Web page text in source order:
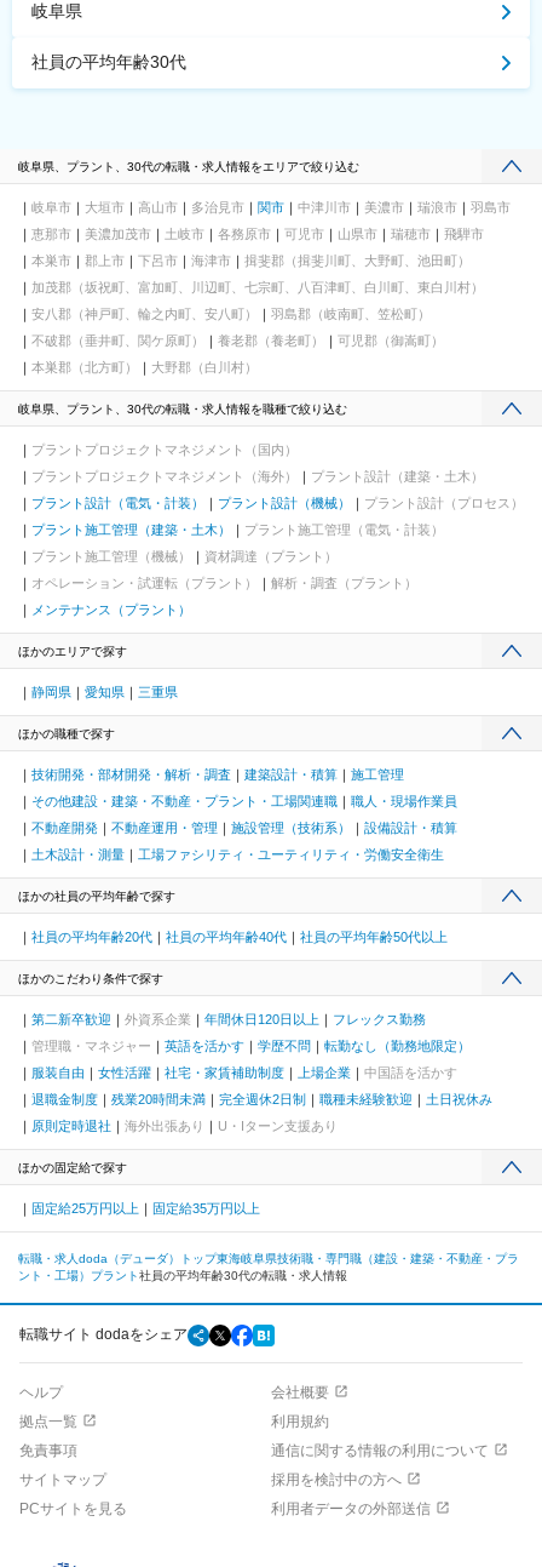
岐阜県
社員の平均年齢30代
岐阜県、プラント、30代の転職・求人情報をエリアで絞り込む
岐阜市 大垣市 高山市 多治見市 関市 中津川市 美濃市 瑞浪市
羽島市
恵那市
美濃加茂市 土岐市 各務原市 可児市 山県市 瑞穂市
飛騨市
本巣市
郡上市 下呂市 海津市
揖斐郡（揖斐川町、大野町、池田町）
加茂郡（坂祝町、富加町、川辺町、七宗町、八百津町、白川町、東白川村）
安八郡（神戸町、輪之内町、安八町）
羽島郡（岐南町、笠松町）
不破郡（垂井町、関ケ原町）
養老郡（養老町）
可児郡（御嵩町）
本巣郡（北方町）
大野郡（白川村）
岐阜県、プラント、30代の転職・求人情報を職種で絞り込む
プラントプロジェクトマネジメント（国内）
プラントプロジェクトマネジメント（海外）
プラント設計（建築・土木）
プラント設計（電気・計装）
プラント設計（機械）
プラント設計（プロセス）
プラント施工管理（建築・土木）
プラント施工管理（電気・計装）
プラント施工管理（機械）
資材調達（プラント）
オペレーション・試運転（プラント）
解析・調査（プラント）
メンテナンス（プラント）
ほかのエリアで探す
静岡県 愛知県 三重県
ほかの職種で探す
技術開発・部材開発・解析・調査 建築設計・積算
施工管理
その他建設・建築・不動産・プラント・工場関連職
職人・現場作業員
不動産開発
不動産運用・管理 施設管理（技術系）
設備設計・積算
土木設計・測量
工場ファシリティ・ユーティリティ・労働安全衛生
ほかの社員の平均年齢で探す
社員の平均年齢20代 社員の平均年齢40代 社員の平均年齢50代以上
ほかのこだわり条件で探す
第二新卒歓迎 外資系企業 年間休日120日以上
フレックス勤務
管理職・マネジャー
英語を活かす 学歴不問
転勤なし（勤務地限定）
服装自由
女性活躍 社宅・家賃補助制度 上場企業
中国語を活かす
退職金制度
残業20時間未満 完全週休2日制 職種未経験歓迎
土日祝休み
原則定時退社
海外出張あり U・Iターン支援あり
ほかの固定給で探す
固定給25万円以上 固定給35万円以上
転職・求人doda（デューダ）トップ東海岐阜県技術職・専門職（建設・建築・不動産・プラ
ント・工場） プラント社員の平均年齢30代の転職・求人情報
転職サイト dodaをシェア
ヘルプ
会社概要
拠点一覧
利用規約
免責事項
通信に関する情報の利用について
サイトマップ
採用を検討中の方へ
PCサイトを見る
利用者データの外部送信